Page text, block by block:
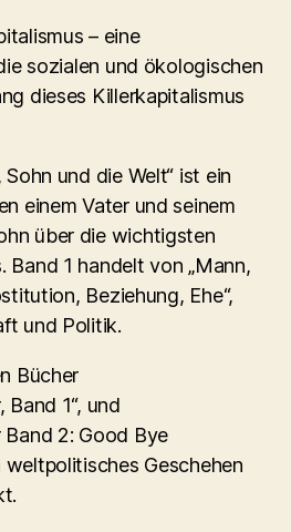
– eine
sozialen und ökologischen
dieses Killerkapitalismus
Sohn und die Welt“ ist ein
einem Vater und seinem
über die wichtigsten
Band 1 handelt von „Mann,
Beziehung, Ehe“,
und Politik.
Bücher
Band 1“, und
Band 2: Good Bye
weltpolitisches Geschehen